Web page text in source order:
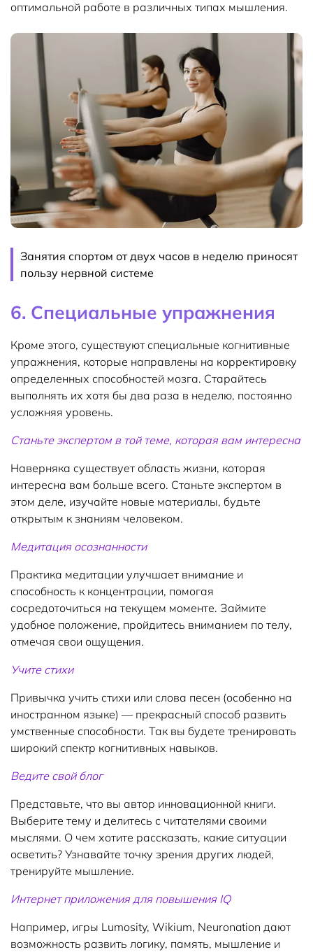
оптимальной работе в различных типах мышления.
Занятия спортом от двух часов в неделю приносят
пользу нервной системе
6. Специальные упражнения
Кроме этого, существуют специальные когнитивные
упражнения, которые направлены на корректировку
определенных способностей мозга. Старайтесь
выполнять их хотя бы два раза в неделю, постоянно
усложняя уровень.
Станьте экспертом в той теме, которая вам интересна
Наверняка существует область жизни, которая
интересна вам больше всего. Станьте экспертом в
этом деле, изучайте новые материалы, будьте
открытым к знаниям человеком.
Медитация осознанности
Практика медитации улучшает внимание и
способность к концентрации, помогая
сосредоточиться на текущем моменте. Займите
удобное положение, пройдитесь вниманием по телу,
отмечая свои ощущения.
Учите стихи
Привычка учить стихи или слова песен (особенно на
иностранном языке) — прекрасный способ развить
умственные способности. Так вы будете тренировать
широкий спектр когнитивных навыков.
Ведите свой блог
Представьте, что вы автор инновационной книги.
Выберите тему и делитесь с читателями своими
мыслями. О чем хотите рассказать, какие ситуации
осветить? Узнавайте точку зрения других людей,
тренируйте мышление.
Интернет приложения для повышения IQ
Например, игры Lumosity, Wikium, Neuronation дают
возможность развить логику, память, мышление и